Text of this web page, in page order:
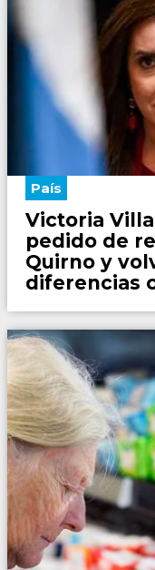
País
Victoria
pedido de
Quirno y
diferencias